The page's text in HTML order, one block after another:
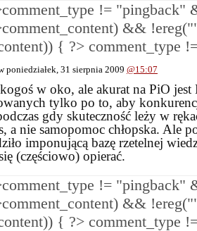
!= "pingback"
&& !ereg("
{ ?>
poniedziałek, 31 sierpnia 2009 @15:07
w oko, ale akurat na PiO
tylko po to, aby
gdy skuteczność leży w
a nie samopomoc chłopska. Ale
imponującą bazę rzetelnej
(częściowo) opierać.
comment_type
!= "pingback"
&& !ereg("
{ ?> comment_type